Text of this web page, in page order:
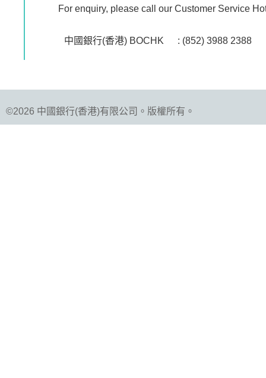
For enquiry, please call our Customer Service
中國銀行(香港) BOCHK : (852) 3988 2388
©2026 中國銀行(香港)有限公司。版權所有。